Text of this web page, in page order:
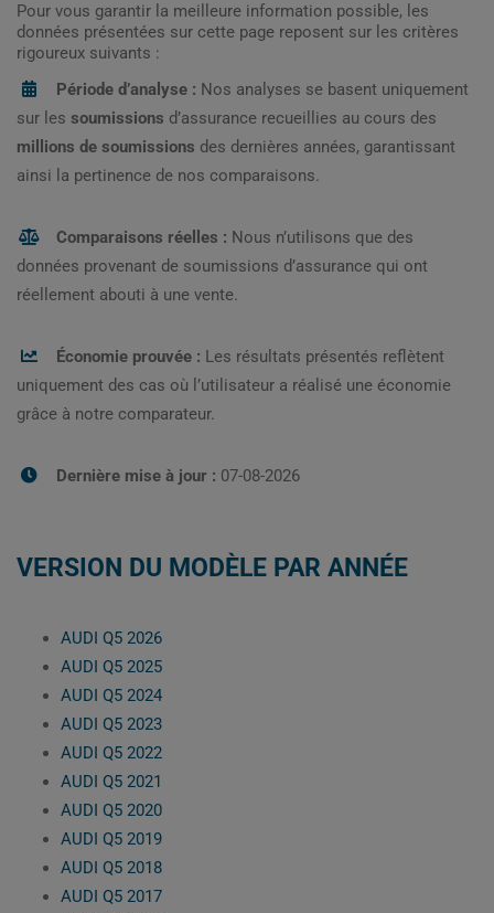
Pour vous garantir la meilleure information possible, les
données présentées sur cette page reposent sur les critères
rigoureux suivants :
Période d’analyse : Nos analyses se basent uniquement
sur les soumissions d’assurance recueillies au cours des
millions de soumissions des dernières années, garantissant
ainsi la pertinence de nos comparaisons.
Comparaisons réelles : Nous n’utilisons que des
données provenant de soumissions d’assurance qui ont
réellement abouti à une vente.
Économie prouvée : Les résultats présentés reflètent
uniquement des cas où l’utilisateur a réalisé une économie
grâce à notre comparateur.
Dernière mise à jour : 07-08-2026
VERSION DU MODÈLE PAR ANNÉE
AUDI Q5 2026
AUDI Q5 2025
AUDI Q5 2024
AUDI Q5 2023
AUDI Q5 2022
AUDI Q5 2021
AUDI Q5 2020
AUDI Q5 2019
AUDI Q5 2018
AUDI Q5 2017